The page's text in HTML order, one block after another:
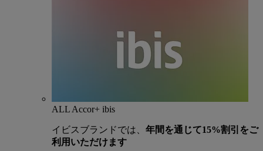
ALL Accor+ ibis
イビスブランドでは、 年間を通じて15%割引をご
利用いただけます